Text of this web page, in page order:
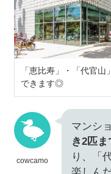
「恵比寿」・「代官
できます◎
cowcamo
マンシ
き2匹
り、「